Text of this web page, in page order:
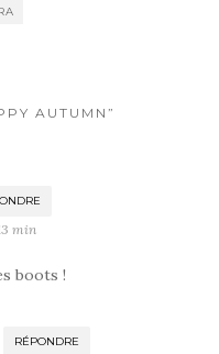
AUTUMN”
min
boots !
RÉPONDRE